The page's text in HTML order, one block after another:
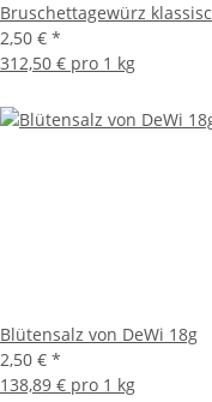
Bruschettagewürz
2,50 € *
312,50 € pro 1 kg
Blütensalz von DeWi 18g
2,50 € *
138,89 € pro 1 kg